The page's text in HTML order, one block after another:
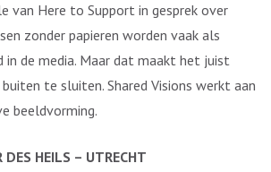
van Here to Support in gesprek over
zonder papieren worden vaak als
in de media. Maar dat maakt het juist
te sluiten. Shared Visions werkt aan
beeldvorming.
DES HEILS – UTRECHT